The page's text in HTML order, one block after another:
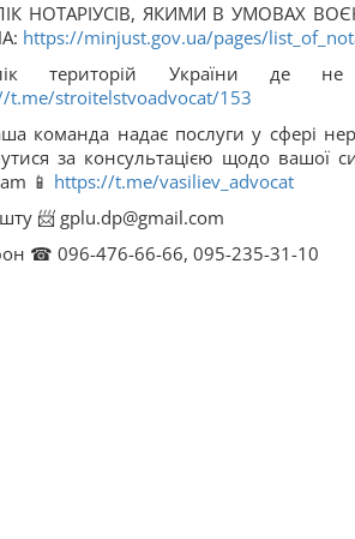
НОТАРІУСІВ, ЯКИМИ В УМОВАХ
https://minjust.gov.ua/pages/
територій України де не
t.me/stroitelstvoadvocat/153
команда надає послуги у сфері
за консультацією щодо вашої
📱 https://t.me/vasiliev_advocat
📨 gplu.dp@gmail.com
☎ 096-476-66-66, 095-235-31-10